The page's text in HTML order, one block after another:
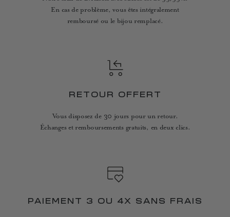
En cas de problème, vous êtes intégralement
remboursé ou le bijou remplacé.
RETOUR OFFERT
Vous disposez de 30 jours pour un retour.
Échanges et remboursements gratuits, en deux clics.
PAIEMENT 3 OU 4X SANS FRAIS